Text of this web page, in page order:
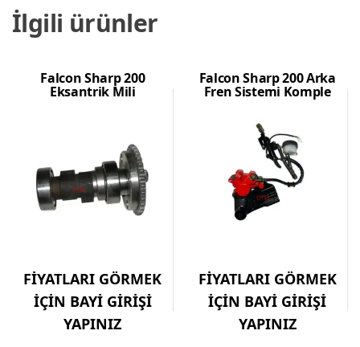
İlgili ürünler
Falcon Sharp 200
Eksantrik Mili
FİYATLARI GÖRMEK
İÇİN BAYİ GİRİŞİ
YAPINIZ
Falcon Sharp 200 Arka
Fren Sistemi Komple
FİYATLARI GÖRMEK
İÇİN BAYİ GİRİŞİ
YAPINIZ